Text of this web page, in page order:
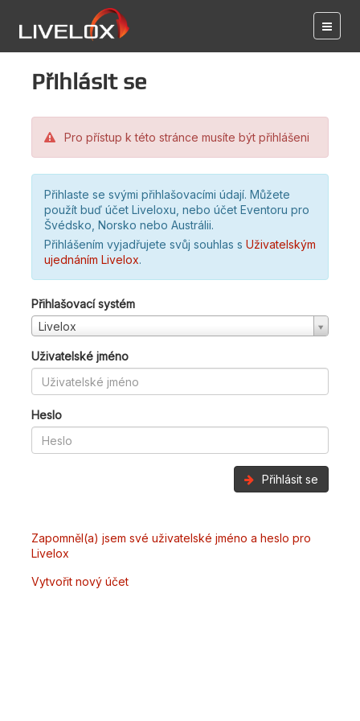
Přihlásit se
Pro přístup k této stránce musíte být přihlášeni
Přihlaste se svými přihlašovacími údají. Můžete
použít buď účet Liveloxu, nebo účet Eventoru pro
Švédsko, Norsko nebo Austrálii.
Přihlášením vyjadřujete svůj souhlas s Uživatelským
ujednáním Livelox.
Přihlašovací systém
Livelox
Uživatelské jméno
Heslo
Přihlásit se
Zapomněl(a) jsem své uživatelské jméno a heslo pro
Livelox
Vytvořit nový účet